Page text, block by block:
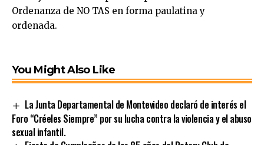
Ordenanza de NO TAS en forma paulatina y
ordenada.
You Might Also Like
La Junta Departamental de Montevideo declaró de interés el
Foro “Créeles Siempre” por su lucha contra la violencia y el abuso
sexual infantil.